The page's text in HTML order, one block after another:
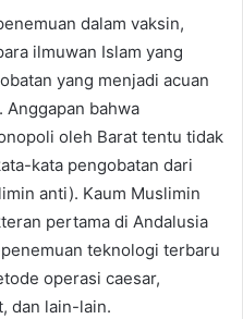
dalam vaksin,
ilmuwan Islam yang
yang menjadi acuan
bahwa
oleh Barat tentu tidak
kata pengobatan dari
anti). Kaum Muslimin
pertama di Andalusia
teknologi terbaru
operasi caesar,
dan lain-lain.